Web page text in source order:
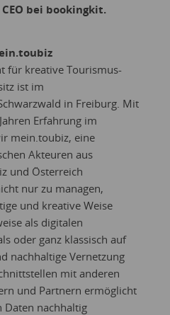
bei bookingkit.
für kreative Tourismus-
ist im
in Freiburg. Mit
Erfahrung im
mein.toubiz, eine
Akteuren aus
und Österreich
nur zu managen,
und kreative Weise
als digitalen
oder ganz klassisch auf
nachhaltige Vernetzung
mit anderen
und Partnern ermöglicht
Daten nachhaltig